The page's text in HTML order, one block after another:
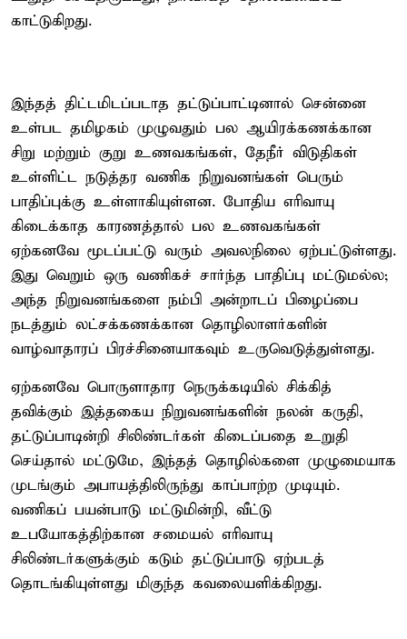
காட்டுகிறது.
இந்தத் திட்டமிடப்படாத தட்டுப்பாட்டினால் சென்னை
உள்பட தமிழகம் முழுவதும் பல ஆயிரக்கணக்கான
சிறு மற்றும் குறு உணவகங்கள், தேநீர் விடுதிகள்
உள்ளிட்ட நடுத்தர வணிக நிறுவனங்கள் பெரும்
பாதிப்புக்கு உள்ளாகியுள்ளன. போதிய எரிவாயு
கிடைக்காத காரணத்தால் பல உணவகங்கள்
ஏற்கனவே மூடப்பட்டு வரும் அவலநிலை ஏற்பட்டுள்ளது.
இது வெறும் ஒரு வணிகச் சார்ந்த பாதிப்பு மட்டுமல்ல;
அந்த நிறுவனங்களை நம்பி அன்றாடப் பிழைப்பை
நடத்தும் லட்சக்கணக்கான தொழிலாளர்களின்
வாழ்வாதாரப் பிரச்சினையாகவும் உருவெடுத்துள்ளது.
ஏற்கனவே பொருளாதார நெருக்கடியில் சிக்கித்
தவிக்கும் இத்தகைய நிறுவனங்களின் நலன் கருதி,
தட்டுப்பாடின்றி சிலிண்டர்கள் கிடைப்பதை உறுதி
செய்தால் மட்டுமே, இந்தத் தொழில்களை முழுமையாக
முடங்கும் அபாயத்திலிருந்து காப்பாற்ற முடியும்.
வணிகப் பயன்பாடு மட்டுமின்றி, வீட்டு
உபயோகத்திற்கான சமையல் எரிவாயு
சிலிண்டர்களுக்கும் கடும் தட்டுப்பாடு ஏற்படத்
தொடங்கியுள்ளது மிகுந்த கவலையளிக்கிறது.